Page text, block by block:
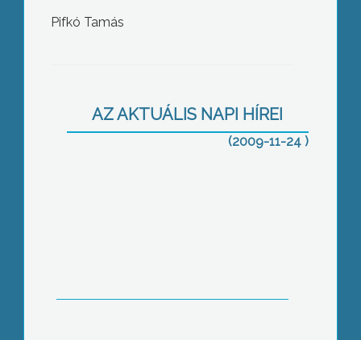
Pifkó Tamás
AZ AKTUÁLIS NAPI HÍREI
(2009-11-24 )
Károly út környékén, Gyöngyösön